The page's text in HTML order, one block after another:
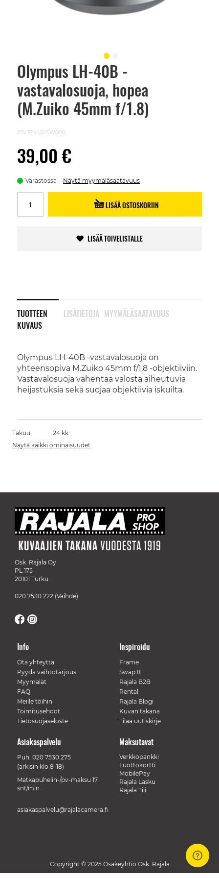
Olympus LH-40B -
vastavalosuoja, hopea
(M.Zuiko 45mm f/1.8)
23V324402SW000
39,00 €
Varastossa Näytä myymäläsaatavuus
LISÄÄ OSTOSKORIIN
LISÄÄ TOIVELISTALLE
TUOTTEEN
KUVAUS
Olympus LH-40B -vastavalosuoja on
yhteensopiva M.Zuiko 45mm f/1.8 -objektiiviin.
Vastavalosuoja vähentää valosta aiheutuvia
heijastuksia sekä suojaa objektiivia iskuilta.
LISÄTIETOJA MYYMÄLÄSAATAVUUS
Skip
beginning
images
Takuu
24 kk
Näytä kaikki ominaisuudet
Osk. Rajala Oy
PL 175
20101 Turku
020 7530 222 (Vaihde)
Info
Ota yhteyttä
Pyydä vaihtotarjous
Myymälät
FAQ
Meille töihin
Toimitusehdot
Tietosuojaseloste
Inspiroidu
Frame
Swap It
Rajala B2B
Rental
Rajala Blogi
Kuvan takana
Tilaa uutiskirje
Maksutavat
Verkkopankki
Luottokortti
MobilePay
Rajala Lasku
Rajala Tili
Asiakaspalvelu
Puh. 020 7530 275
(arkisin klo 8-18)
Matkapuhelin-/pv-maksu 17
snt/min.
asiakaspalvelu@rajalacamera.fi
Copyright © 2025 Osakeyhtiö Osk. Rajala